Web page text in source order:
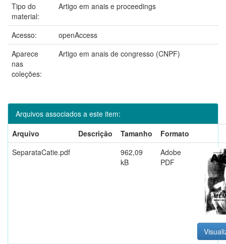
Tipo do
material:
Artigo em anais e proceedings
Acesso:
openAccess
Aparece
nas
coleções:
Artigo em anais de congresso (CNPF)
Arquivos associados a este item:
Arquivo
Descrição Tamanho
Formato
SeparataCatie.pdf
962,09
kB
Adobe
PDF